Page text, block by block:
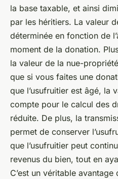
la base taxable, et ainsi
par les héritiers. La valeur
déterminée en fonction de
moment de la donation.
la valeur de la nue-
que si vous faites une
que l’usufruitier est âgé, la
compte pour le calcul des
réduite. De plus, la
permet de conserver
que l’usufruitier peut
revenus du bien, tout en
C’est un véritable avantage